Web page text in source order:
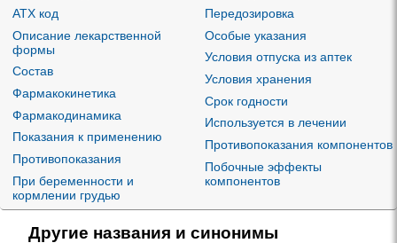
ATX код
Описание лекарственной
формы
Состав
Фармакокинетика
Фармакодинамика
Показания к применению
Противопоказания
При беременности и
кормлении грудью
Передозировка
Особые указания
Условия отпуска из аптек
Условия хранения
Срок годности
Используется в лечении
Противопоказания компонентов
Побочные эффекты
компонентов
Другие названия и синонимы